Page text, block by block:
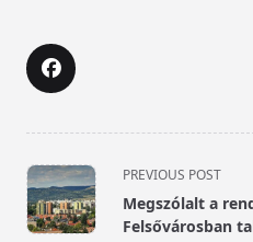
<span
class="nav-
subtitle
PREVIOUS POST
Megszólalt a
Felsővárosban